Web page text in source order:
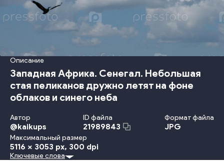
Описание
Западная Африка. Сенегал. Небольшая
стая пеликанов дружно летят на фоне
облаков и синего неба
Автор
@kaikups
ID файла
21989843
Формат файла
JPG
Максимальный размер
5116 x 3053 px, 300 dpi
синий животное летающий
Ключевые слова